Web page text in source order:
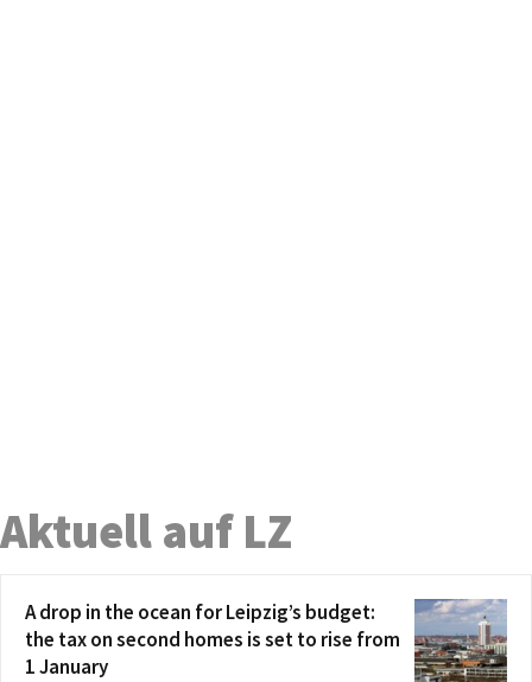
Aktuell auf LZ
A drop in the ocean for Leipzig’s budget:
the tax on second homes is set to rise from
1 January